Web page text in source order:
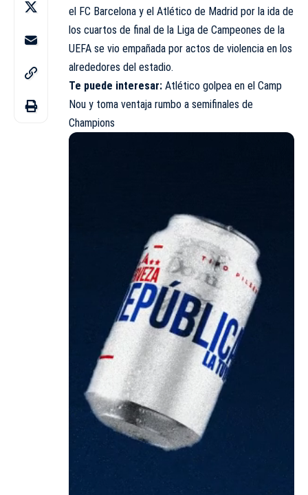
el FC Barcelona y el Atlético de Madrid por la ida de
los cuartos de final de la Liga de Campeones de la
UEFA se vio empañada por actos de violencia en los
alrededores del estadio.
Te puede interesar: Atlético golpea en el Camp
Nou y toma ventaja rumbo a semifinales de
Champions